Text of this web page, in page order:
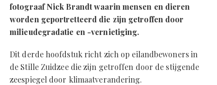
fotograaf Nick Brandt waarin mensen en dieren
worden geportretteerd die zijn getroffen door
milieudegradatie en -vernietiging.
Dit derde hoofdstuk richt zich op eilandbewoners in
de Stille Zuidzee die zijn getroffen door de stijgende
zeespiegel door klimaatverandering.